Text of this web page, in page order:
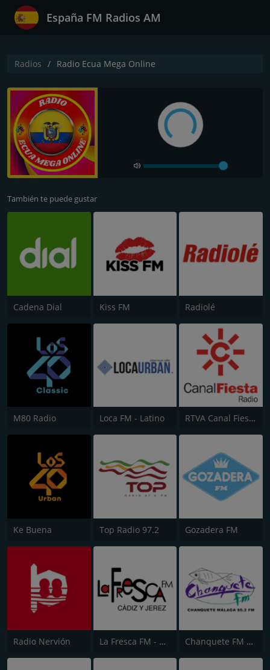
España FM Radios AM
Radios Radio Ecua Mega Online
También te puede gustar
Cadena Dial Kiss FM Radiolé
M80 Radio Loca FM - Latino RTVA Canal Fiesta Radio
Ke Buena Top Radio 97.2 Gozadera FM
Radio Nervión La Fresca FM - Cádiz y Jerez Chanquete FM Málaga